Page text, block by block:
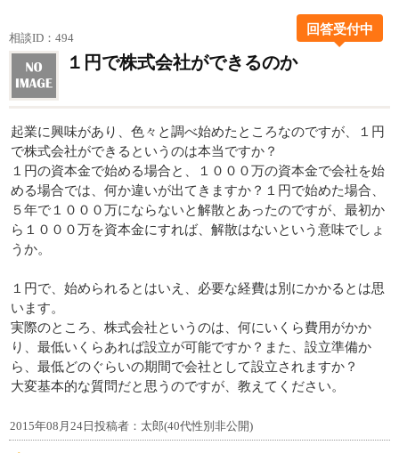
相談ID：494
回答受付中
１円で株式会社ができるのか
起業に興味があり、色々と調べ始めたところなのですが、１円
で株式会社ができるというのは本当ですか？
１円の資本金で始める場合と、１０００万の資本金で会社を始
める場合では、何か違いが出てきますか？１円で始めた場合、
５年で１０００万にならないと解散とあったのですが、最初か
ら１０００万を資本金にすれば、解散はないという意味でしょ
うか。
１円で、始められるとはいえ、必要な経費は別にかかるとは思
います。
実際のところ、株式会社というのは、何にいくら費用がかか
り、最低いくらあれば設立が可能ですか？また、設立準備か
ら、最低どのぐらいの期間で会社として設立されますか？
大変基本的な質問だと思うのですが、教えてください。
2015年08月24日投稿者：太郎(40代性別非公開)